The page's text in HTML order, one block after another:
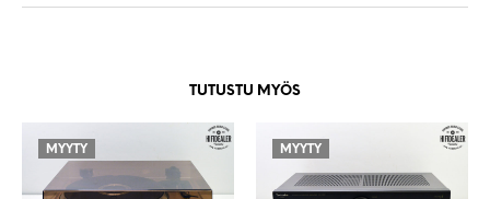
TUTUSTU MYÖS
MYYTY MYYTY